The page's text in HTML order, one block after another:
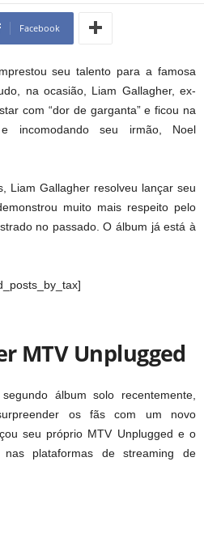
Facebook
seu talento para a famosa
na ocasião, Liam Gallagher, ex-
com “dor de garganta” e ficou na
incomodando seu irmão, Noel
Liam Gallagher resolveu lançar seu
muito mais respeito pelo
no passado. O álbum já está à
MTV Unplugged
álbum solo recentemente,
os fãs com um novo
seu próprio MTV Unplugged e o
plataformas de streaming de